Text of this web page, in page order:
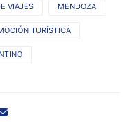
VIAJES MENDOZA
TURÍSTICA